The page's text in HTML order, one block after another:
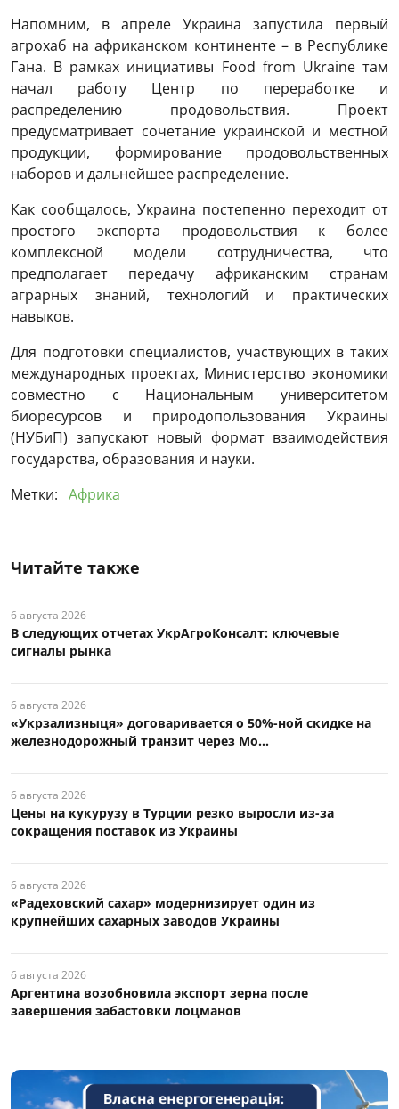
Напомним, в апреле Украина запустила первый
агрохаб на африканском континенте – в Республике
Гана. В рамках инициативы Food from Ukraine там
начал работу Центр по переработке и
распределению продовольствия. Проект
предусматривает сочетание украинской и местной
продукции, формирование продовольственных
наборов и дальнейшее распределение.
Как сообщалось, Украина постепенно переходит от
простого экспорта продовольствия к более
комплексной модели сотрудничества, что
предполагает передачу африканским странам
аграрных знаний, технологий и практических
навыков.
Для подготовки специалистов, участвующих в таких
международных проектах, Министерство экономики
совместно с Национальным университетом
биоресурсов и природопользования Украины
(НУБиП) запускают новый формат взаимодействия
государства, образования и науки.
Метки: Африка
Читайте также
6 августа 2026
В следующих отчетах УкрАгроКонсалт: ключевые
сигналы рынка
6 августа 2026
«Укрзализныця» договаривается о 50%-ной скидке на
железнодорожный транзит через Мо...
6 августа 2026
Цены на кукурузу в Турции резко выросли из-за
сокращения поставок из Украины
6 августа 2026
«Радеховский сахар» модернизирует один из
крупнейших сахарных заводов Украины
6 августа 2026
Аргентина возобновила экспорт зерна после
завершения забастовки лоцманов